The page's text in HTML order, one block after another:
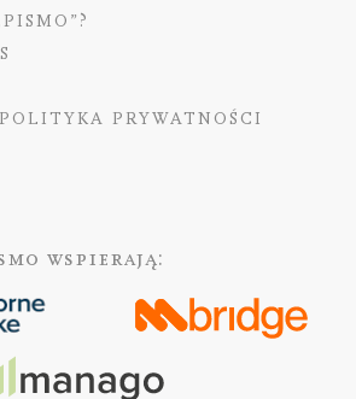
PRYWATNOŚCI
wspierają: